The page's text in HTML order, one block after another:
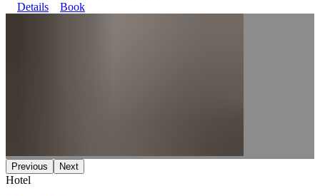
Details
Book
Previous Next
Hotel